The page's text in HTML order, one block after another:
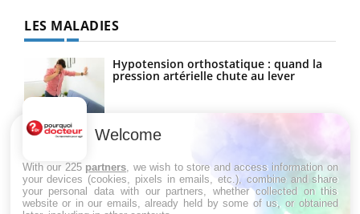
LES MALADIES
Hypotension orthostatique : quand la
pression artérielle chute au lever
Drépanocytose : une déformation des
Maladie de Charcot (Sclérose latérale
Welcome
With our 225 partners , we wish to store and access information on
your devices (cookies, pixels in emails, etc.), combine and share
your personal data with our partners, whether collected on this
website or in our emails, already held by some of us, or obtained